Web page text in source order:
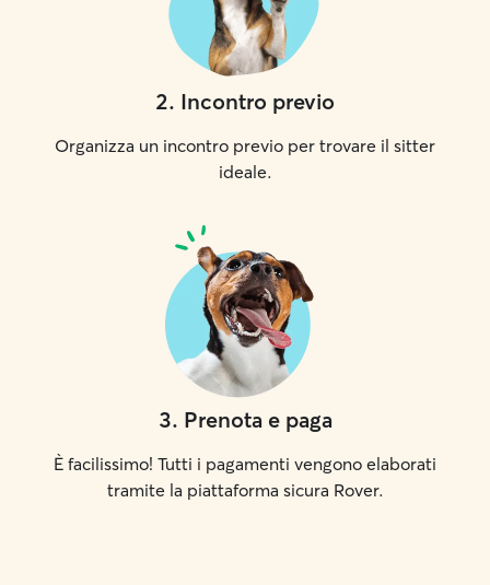
2. Incontro previo
Organizza un incontro previo per trovare il sitter
ideale.
3. Prenota e paga
È facilissimo! Tutti i pagamenti vengono elaborati
tramite la piattaforma sicura Rover.